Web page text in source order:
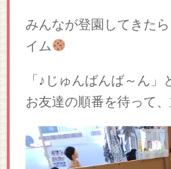
みんなが登園してきた
イム
「♪じゅんばんば～ん
お友達の順番を待って、